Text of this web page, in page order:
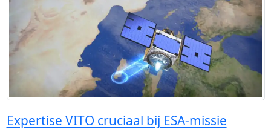
Expertise VITO cruciaal bij ESA-missie